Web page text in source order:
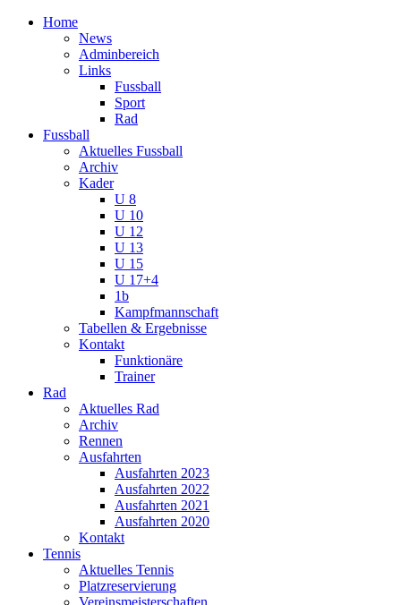
Home
News
Adminbereich
Links
Fussball
Sport
Rad
Fussball
Aktuelles Fussball
Archiv
Kader
U 8
U 10
U 12
U 13
U 15
U 17+4
1b
Kampfmannschaft
Tabellen & Ergebnisse
Kontakt
Funktionäre
Trainer
Rad
Aktuelles Rad
Archiv
Rennen
Ausfahrten
Ausfahrten 2023
Ausfahrten 2022
Ausfahrten 2021
Ausfahrten 2020
Kontakt
Tennis
Aktuelles Tennis
Platzreservierung
Vereinsmeisterschaften